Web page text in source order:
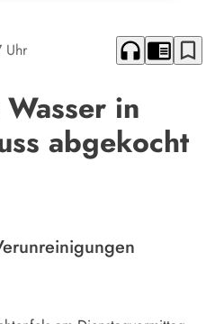
Uhr headphones chrome_reader_mode bookmark_border
in
abgekocht